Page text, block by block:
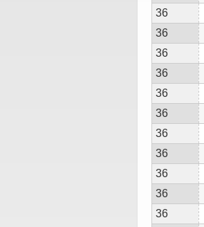
36
36
36
36
36
36
36
36
36
36
36